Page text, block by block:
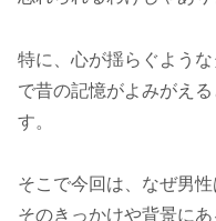
特に、心が揺らぐよう
で昔の記憶がよみがえ
す。
そこで今回は、なぜ男
そのきっかけや背景に